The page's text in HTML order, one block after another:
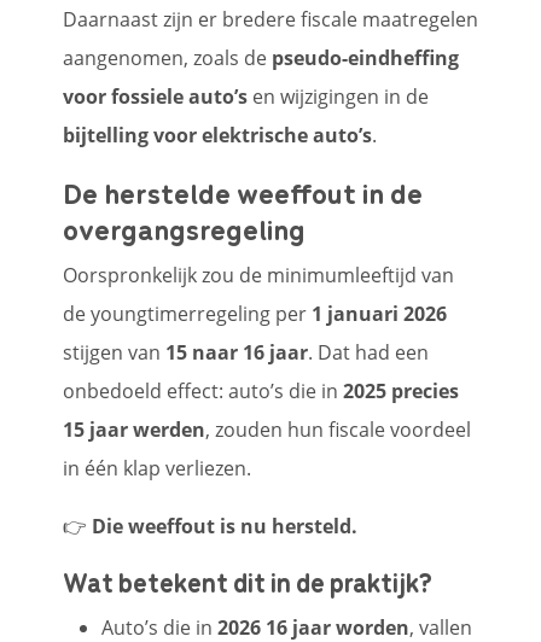
Daarnaast zijn er bredere fiscale maatregelen
aangenomen, zoals de pseudo-eindheffing
voor fossiele auto’s en wijzigingen in de
bijtelling voor elektrische auto’s.
De herstelde weeffout in de
overgangsregeling
Oorspronkelijk zou de minimumleeftijd van
de youngtimerregeling per 1 januari 2026
stijgen van 15 naar 16 jaar. Dat had een
onbedoeld effect: auto’s die in 2025 precies
15 jaar werden, zouden hun fiscale voordeel
in één klap verliezen.
👉 Die weeffout is nu hersteld.
Wat betekent dit in de praktijk?
Auto’s die in 2026 16 jaar worden, vallen